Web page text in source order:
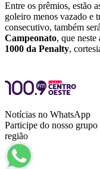
Entre os prêmios, estão
goleiro menos vazado e
consecutivo, também
Campeonato, que
1000 da Penalty,
Notícias no WhatsApp
Participe do nosso
região